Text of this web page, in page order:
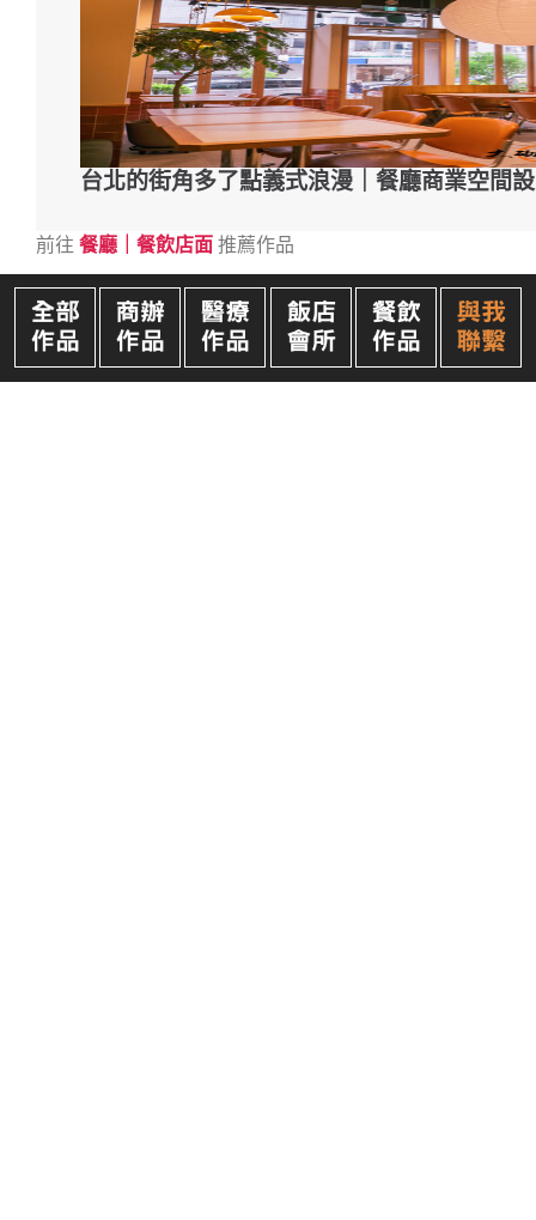
台北的街角多了點義式浪漫｜餐廳商業空間
前往 餐廳｜餐飲店面 推薦作品